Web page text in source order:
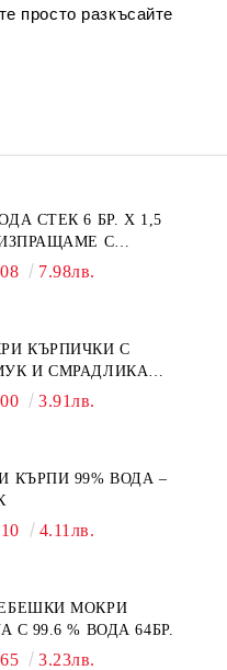
просто разкъсайте
СТЕК 6 БР. Х 1,5
С
7.98лв.
И СМРАДЛИКА
3.91лв.
99% ВОДА –
4.11лв.
МОКРИ
КЪРПИ AQUA С 99.6 % ВОДА 64БР.
3.23лв.